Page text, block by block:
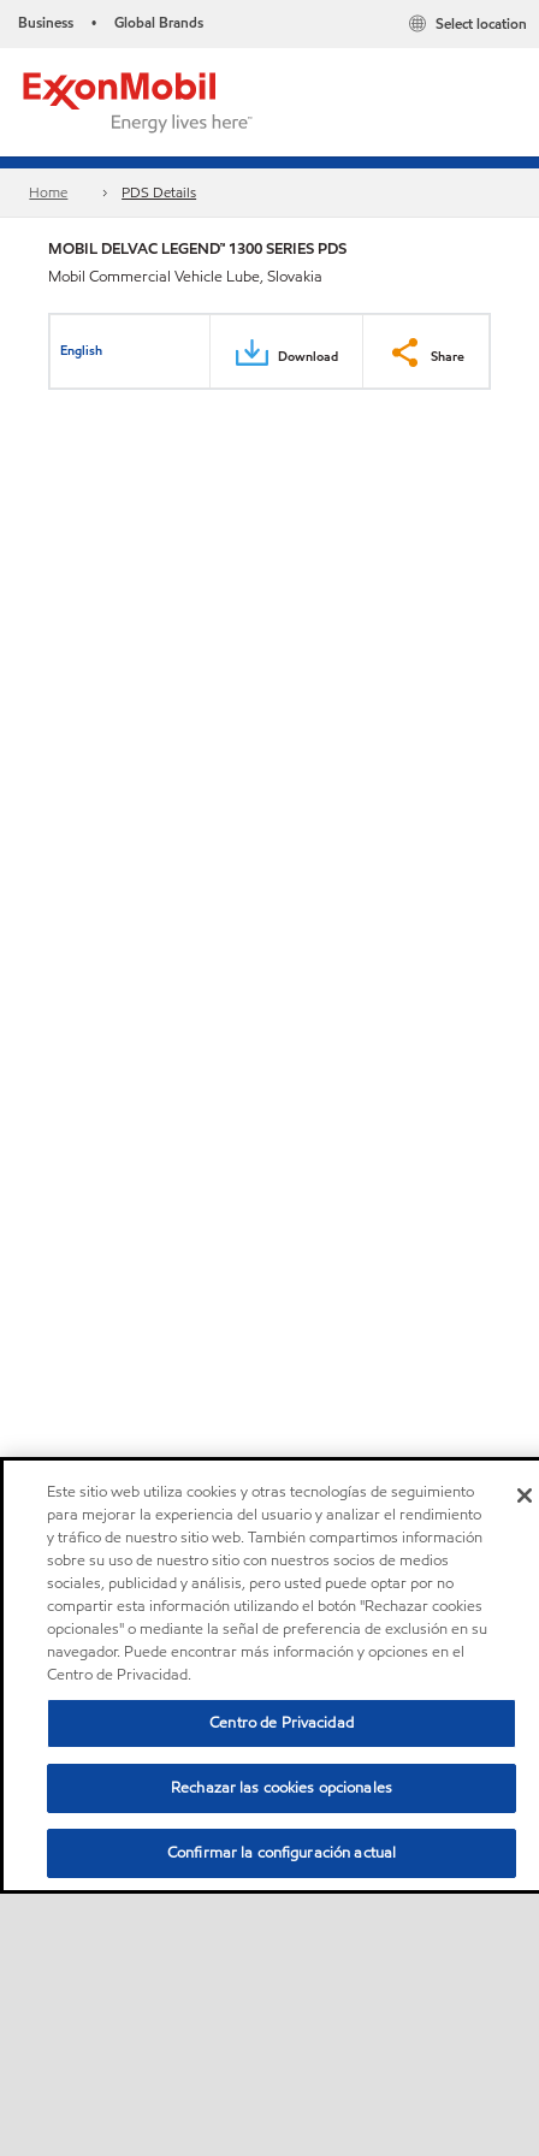
Business • Global Brands Select location
Home PDS Details
MOBIL DELVAC LEGEND™ 1300 SERIES PDS
Mobil Commercial Vehicle Lube, Slovakia
English Download Share
Este sitio web utiliza cookies y otras tecnologías de seguimiento
para mejorar la experiencia del usuario y analizar el rendimiento
y tráfico de nuestro sitio web. También compartimos información
sobre su uso de nuestro sitio con nuestros socios de medios
sociales, publicidad y análisis, pero usted puede optar por no
compartir esta información utilizando el botón "Rechazar cookies
opcionales" o mediante la señal de preferencia de exclusión en su
navegador. Puede encontrar más información y opciones en el
Centro de Privacidad.
Centro de Privacidad
Rechazar las cookies opcionales
Confirmar la configuración actual